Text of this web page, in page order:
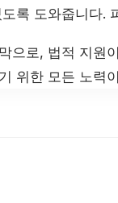
록 도와줍니다.
으로, 법적 지원
위한 모든 노력